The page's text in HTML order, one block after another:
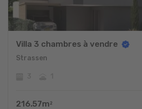
Villa 3 chambres à vendre
Strassen
216.57m 2